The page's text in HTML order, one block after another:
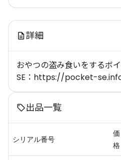
詳細
おやつの盗み食いをするボ
SE：https://pocket-
出品一覧
シリアル番号
価
格